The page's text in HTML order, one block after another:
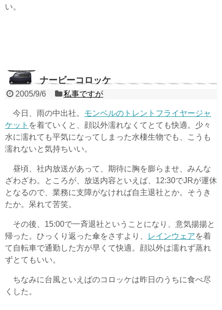
い。
ナービーコロッケ
2005/9/6 私事ですが
今日、雨の中出社。 モンベルのトレントフライヤージャ
ケット を着ていくと、顔以外濡れなくてとても快適。少々
水に濡れても平気になってしまった水棲生物でも、こうも
濡れないと気持ちいい。
昼頃、社内放送があって、期待に胸を膨らませ、みんな
ざわざわ。ところが、放送内容といえば、12:30でJRが運休
となるので、業務に支障がなければ自主退社とか。そうき
たか。呆れて苦笑。
その後、15:00で一斉退社ということになり、意気揚揚と
帰った。ひっくり返った傘をさすより、
レインウェアを着
て自転車で通勤した方が早くて快適。顔以外は濡れず蒸れ
ずとてもいい。
ちなみに台風といえばのコロッケは昨日のうちに食べ尽
くした。